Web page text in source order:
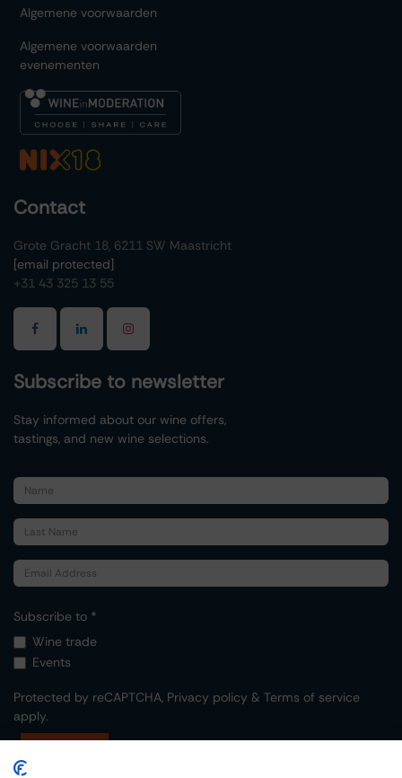
Algemene voorwaarden
Algemene voorwaarden
evenementen
Contact
Grote Gracht 18, 6211 SW Maastricht
[email protected]
+31 43 325 13 55
Subscribe to newsletter
Stay informed about our wine offers,
tastings, and new wine selections.
Subscribe to *
Wine trade
Events
Protected by reCAPTCHA, Privacy policy & Terms of service
apply.